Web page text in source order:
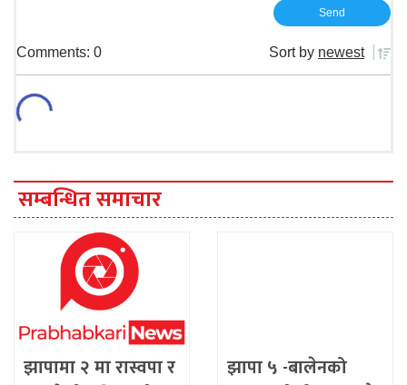
Comments: 0 Sort by newest
सम्बन्धित समाचार
झापामा २ मा रास्वपा र
झापा ५ -बालेनको